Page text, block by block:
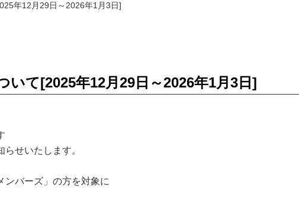
年12月29日～2026年1月3日]
いて[2025年12月29日～2026年1月3日]
せいたします。
ンバーズ」の方を対象に